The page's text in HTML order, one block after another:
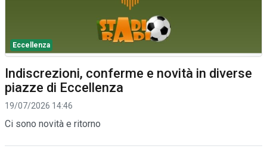
Eccellenza
Indiscrezioni, conferme e novità in diverse
piazze di Eccellenza
19/07/2026 14:46
Ci sono novità e ritorno